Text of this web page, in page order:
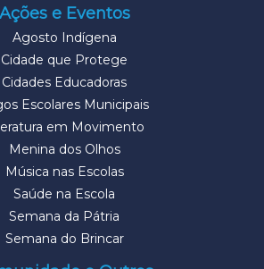
Ações e Eventos
Agosto Indígena
Cidade que Protege
Cidades Educadoras
Escolares Municipais
em Movimento
Menina dos Olhos
Música nas Escolas
Saúde na Escola
Semana da Pátria
Semana do Brincar